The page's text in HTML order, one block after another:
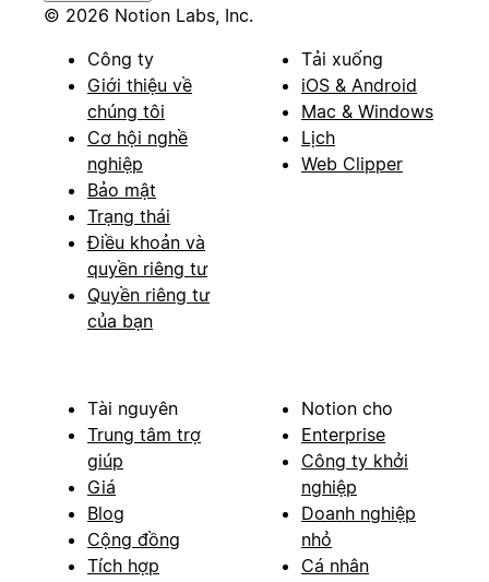
© 2026 Notion Labs, Inc.
Công ty
Giới thiệu về
chúng tôi
Cơ hội nghề
nghiệp
Bảo mật
Trạng thái
Điều khoản và
quyền riêng tư
Quyền riêng tư
của bạn
Tải xuống
iOS & Android
Mac & Windows
Lịch
Web Clipper
Tài nguyên
Trung tâm trợ
giúp
Giá
Blog
Cộng đồng
Tích hợp
Notion cho
Enterprise
Công ty khởi
nghiệp
Doanh nghiệp
nhỏ
Cá nhân